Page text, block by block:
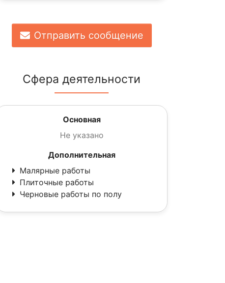
Отправить сообщение
Сфера деятельности
Основная
Не указано
Дополнительная
Малярные работы
Плиточные работы
Черновые работы по полу